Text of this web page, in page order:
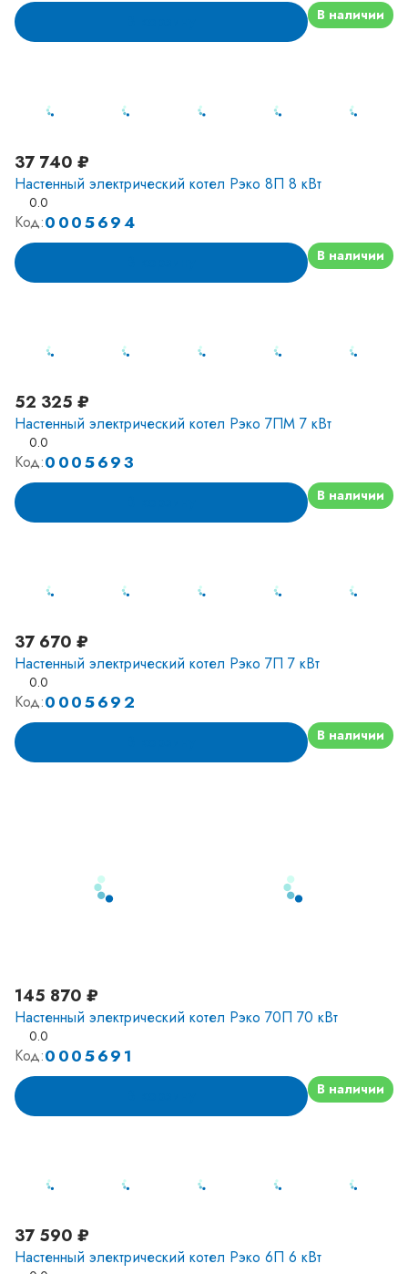
В наличии
37 740 ₽
Настенный электрический котел Рэко 8П 8 кВт
0.0
Код:0005694
В наличии
52 325 ₽
Настенный электрический котел Рэко 7ПМ 7 кВт
0.0
Код:0005693
В наличии
37 670 ₽
Настенный электрический котел Рэко 7П 7 кВт
0.0
Код:0005692
В наличии
145 870 ₽
Настенный электрический котел Рэко 70П 70 кВт
0.0
Код:0005691
В наличии
37 590 ₽
Настенный электрический котел Рэко 6П 6 кВт